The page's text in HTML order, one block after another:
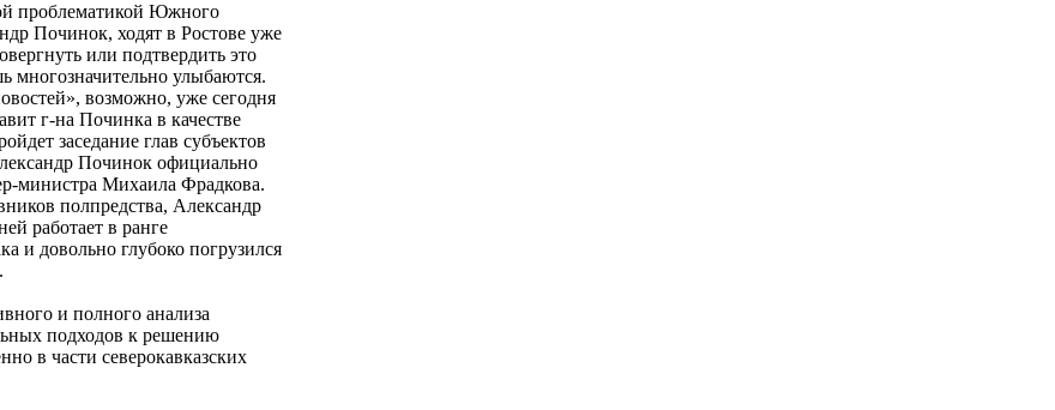
проблематикой Южного
Починок, ходят в Ростове уже
или подтвердить это
многозначительно улыбаются.
возможно, уже сегодня
г-на Починка в качестве
заседание глав субъектов
Починок официально
министра Михаила Фрадкова.
полпредства, Александр
работает в ранге
и довольно глубоко погрузился
и полного анализа
подходов к решению
в части северокавказских